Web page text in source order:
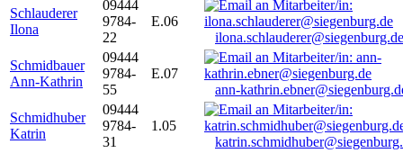
Schlauderer
Ilona
09444
9784-
22
E.06
ilona.schlauderer@siegenburg.de
Schmidbauer
Ann-Kathrin
09444
9784-
55
E.07
ann-
Schmidhuber
Katrin
09444
9784-
31
1.05